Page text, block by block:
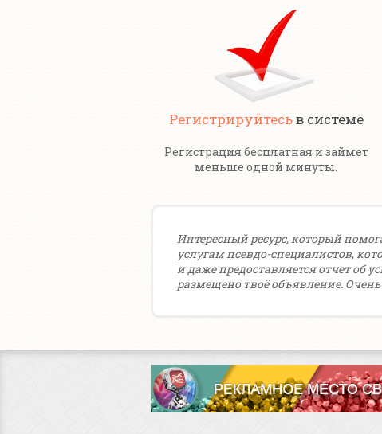
Регистрируйтесьв системе
Регистрация бесплатная и займет
меньше одной минуты.
Интересный ресурс, который
услугам псевдо-специалистов,
и даже предоставляется отчет об
размещено твоё объявление.